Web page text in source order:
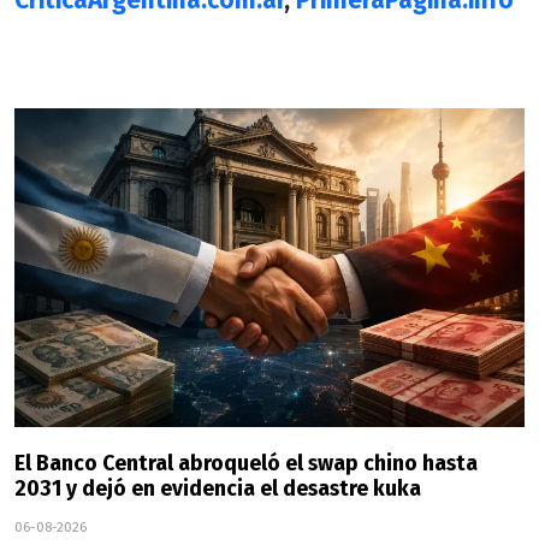
El Banco Central abroqueló el swap chino hasta
2031 y dejó en evidencia el desastre kuka
06-08-2026